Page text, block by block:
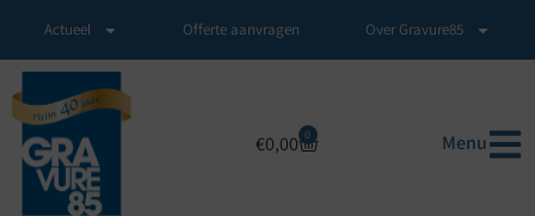
Actueel Offerte aanvragen Over Gravure85
€0,00 0 Menu